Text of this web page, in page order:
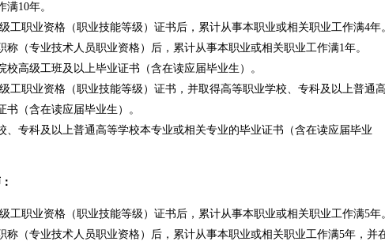
10年。
工职业资格（职业技能等级）证书后，累计从事本职业或相关职业工作满4年
（专业技术人员职业资格）后，累计从事本职业或相关职业工作满1年。
高级工班及以上毕业证书（含在读应届毕业生）。
工职业资格（职业技能等级）证书，并取得高等职业学校、专科及以上普通
（含在读应届毕业生）。
、专科及以上普通高等学校本专业或相关专业的毕业证书（含在读应届毕业
工职业资格（职业技能等级）证书后，累计从事本职业或相关职业工作满5年
称（专业技术人员职业资格）后，累计从事本职业或相关职业工作满5年，并